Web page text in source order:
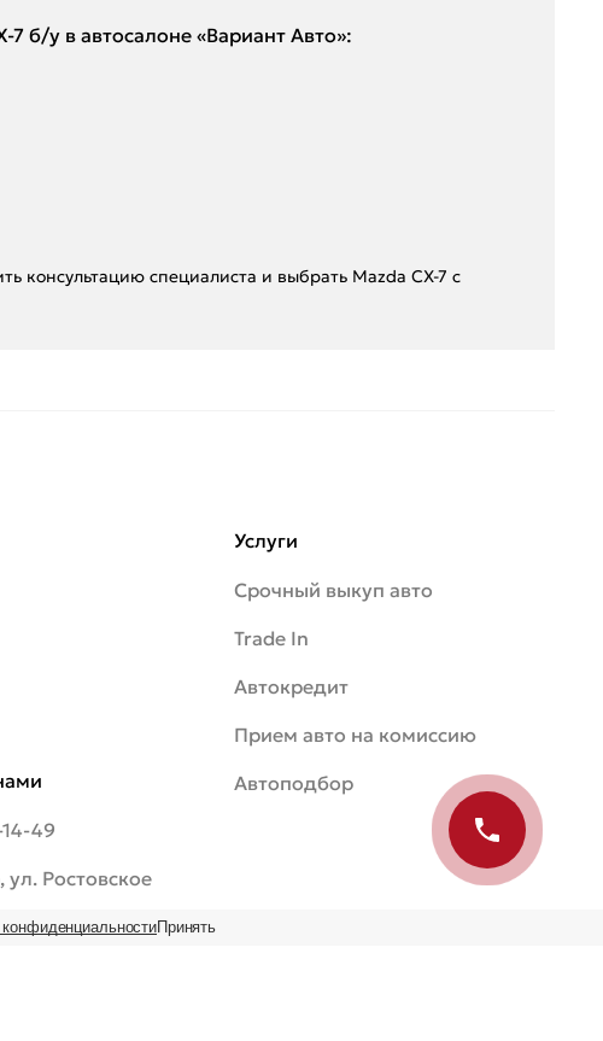
б/у в автосалоне «Вариант Авто»:
консультацию специалиста и выбрать Mazda CX-7 с
49
ул. Ростовское
Услуги
Срочный выкуп авто
Trade In
Автокредит
Прием авто на комиссию
Автоподбор
конфиденциальностиПринять